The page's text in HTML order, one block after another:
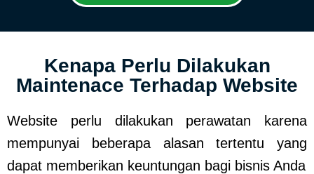
Kenapa Perlu Dilakukan
Maintenace Terhadap Website
Website perlu dilakukan perawatan karena
mempunyai beberapa alasan tertentu yang
dapat memberikan keuntungan bagi bisnis Anda